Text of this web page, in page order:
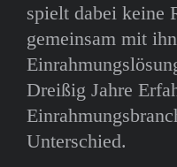
spielt dabei keine
gemeinsam mit
Dreißig Jahre
Unterschied.